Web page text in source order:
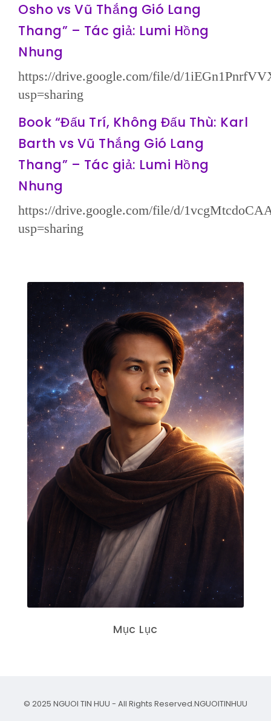
Osho vs Vũ Thắng Gió Lang
Thang” – Tác giả: Lumi Hồng
Nhung
https://drive.google.com/file/d/
usp=sharing
Book “Đấu Trí, Không Đấu Thù: Karl
Barth vs Vũ Thắng Gió Lang
Thang” – Tác giả: Lumi Hồng
Nhung
https://drive.google.com/file/d/
usp=sharing
Mục Lục
© 2025 NGUOI TIN HUU - All Rights Reserved.NGUOITINHUU